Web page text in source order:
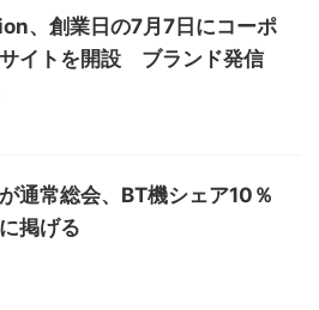
、創業日の7月7日にコーポ
イトを開設 ブランド発信
通常総会、BT機シェア10％
掲げる